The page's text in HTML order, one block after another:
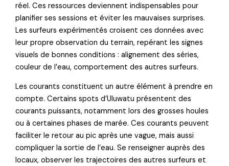
réel. Ces ressources deviennent indispensables pour
planifier ses sessions et éviter les mauvaises surprises.
Les surfeurs expérimentés croisent ces données avec
leur propre observation du terrain, repérant les signes
visuels de bonnes conditions : alignement des séries,
couleur de l’eau, comportement des autres surfeurs.
Les courants constituent un autre élément à prendre en
compte. Certains spots d’Uluwatu présentent des
courants puissants, notamment lors des grosses houles
ou à certaines phases de marée. Ces courants peuvent
faciliter le retour au pic après une vague, mais aussi
compliquer la sortie de l’eau. Se renseigner auprès des
locaux, observer les trajectoires des autres surfeurs et